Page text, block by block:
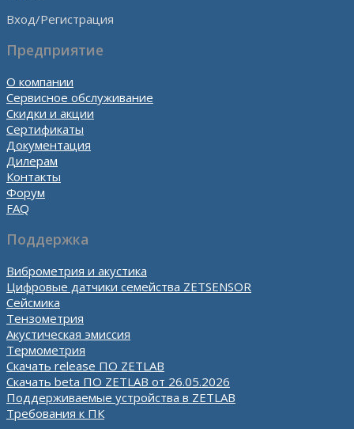
Вход/Регистрация
Предприятие
О компании
Сервисное обслуживание
Скидки и акции
Сертификаты
Документация
Дилерам
Контакты
Форум
FAQ
Поддержка
Виброметрия и акустика
Цифровые датчики семейства ZETSENSOR
Сейсмика
Тензометрия
Акустическая эмиссия
Термометрия
Скачать release ПО ZETLAB
Скачать beta ПО ZETLAB от 26.05.2026
Поддерживаемые устройства в ZETLAB
Требования к ПК